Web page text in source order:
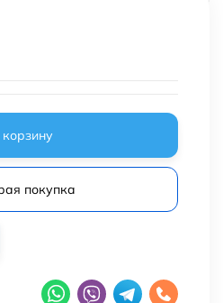
покупка